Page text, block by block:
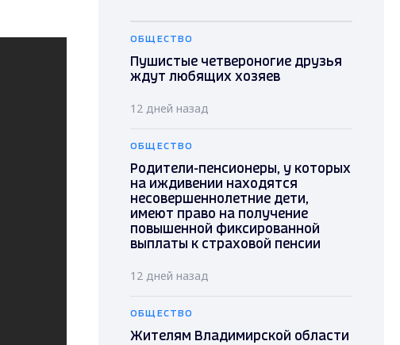
ОБЩЕСТВО
Пушистые четвероногие друзья
ждут любящих хозяев
12 дней назад
ОБЩЕСТВО
Родители-пенсионеры, у которых
на иждивении находятся
несовершеннолетние дети,
имеют право на получение
повышенной фиксированной
выплаты к страховой пенсии
12 дней назад
ОБЩЕСТВО
Жителям Владимирской области